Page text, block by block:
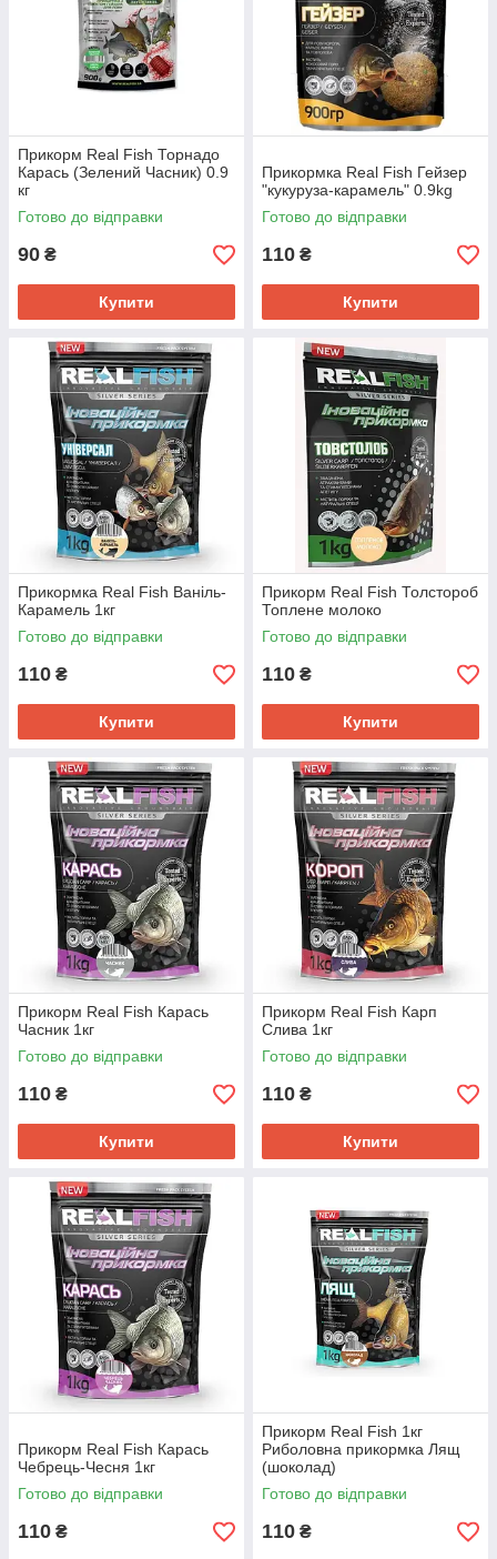
Прикорм Real Fish Торнадо
Карась (Зелений Часник) 0.9
кг
Готово до відправки
90 ₴
Купити
Прикормка Real Fish Гейзер
"кукуруза-карамель" 0.9kg
Готово до відправки
110 ₴
Купити
Прикормка Real Fish Ваніль-
Карамель 1кг
Готово до відправки
110 ₴
Купити
Прикорм Real Fish Толстороб
Топлене молоко
Готово до відправки
110 ₴
Купити
Прикорм Real Fish Карась
Часник 1кг
Готово до відправки
110 ₴
Купити
Прикорм Real Fish Карп
Слива 1кг
Готово до відправки
110 ₴
Купити
Прикорм Real Fish Карась
Чебрець-Чесня 1кг
Готово до відправки
110 ₴
Прикорм Real Fish 1кг
Риболовна прикормка Лящ
(шоколад)
Готово до відправки
110 ₴